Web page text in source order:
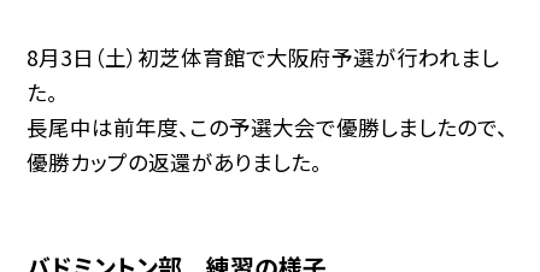
8月3日（土）初芝体育館で大阪府予選が行われまし
た。
長尾中は前年度、この予選大会で優勝しましたので、
優勝カップの返還がありました。